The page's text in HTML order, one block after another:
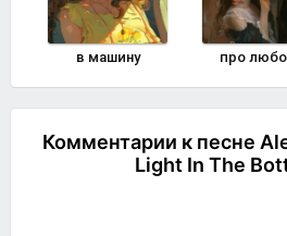
в машину про
Комментарии к песне
Light In The